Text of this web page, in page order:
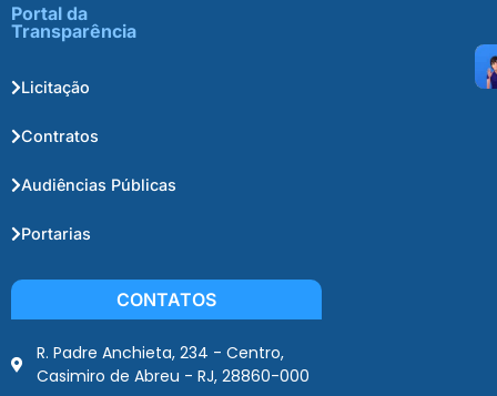
Portal da
Transparência
Licitação
Contratos
Audiências Públicas
Portarias
CONTATOS
R. Padre Anchieta, 234 - Centro,
Casimiro de Abreu - RJ, 28860-000